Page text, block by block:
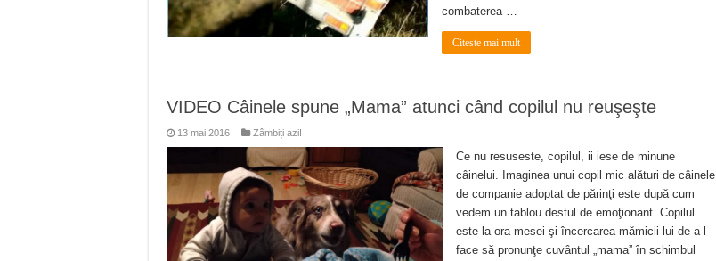
combaterea …
Citeste mai mult
VIDEO Câinele spune „Mama” atunci când copilul nu reuşeşte
13 mai 2016 Zâmbiți azi!
Ce nu resuseste, copilul, ii iese de minune
câinelui. Imaginea unui copil mic alături de câinele
de companie adoptat de părinţi este după cum
vedem un tablou destul de emoţionant. Copilul
este la ora mesei şi încercarea mămicii lui de a-l
face să pronunţe cuvântul „mama” în schimbul